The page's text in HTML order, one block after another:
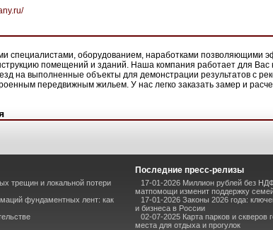
специалистами, оборудованием, наработками позволяющими
помещений и зданий. Наша компания работает для Вас
на выполненные объекты для демонстрации результатов с
передвижным жильем. У нас легко заказать замер и
трещин и локальной потери
фундаментных лент: как
Последние пресс-релизы
17-01-2026 Миллион рублей без
матпомощи изменит поддержку
17-01-2026 Законы 2026 года:
и бизнеса в России
02-07-2025 Карта парков и скверов
места для отдыха и прогулок